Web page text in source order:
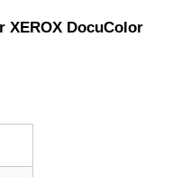
XEROX DocuColor